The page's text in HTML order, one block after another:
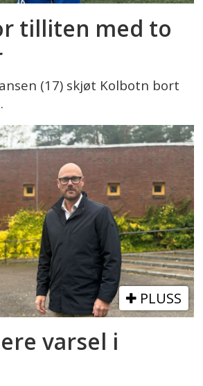
tilliten med to
(17) skjøt Kolbotn bort
PLUSS
varsel i